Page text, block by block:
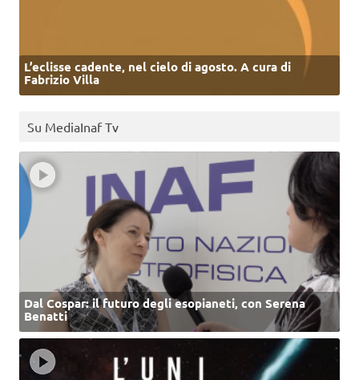
L’eclisse cadente, nel cielo di agosto. A cura di
Fabrizio Villa
Su MediaInaf Tv
Dal Cospar: il futuro degli esopianeti, con Serena
Benatti